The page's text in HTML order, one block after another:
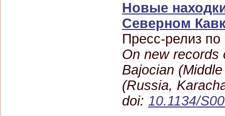
Новые
Северном
Пресс-релиз по
On new records
Bajocian
(Russia,
doi: 10.1134/